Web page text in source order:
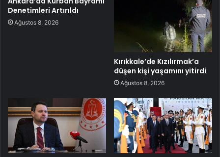
Denetimleri Artırıldı
Ağustos 8, 2026
Kırıkkale’de Kızılırmak’a
düşen kişi yaşamını yitirdi
Ağustos 8, 2026